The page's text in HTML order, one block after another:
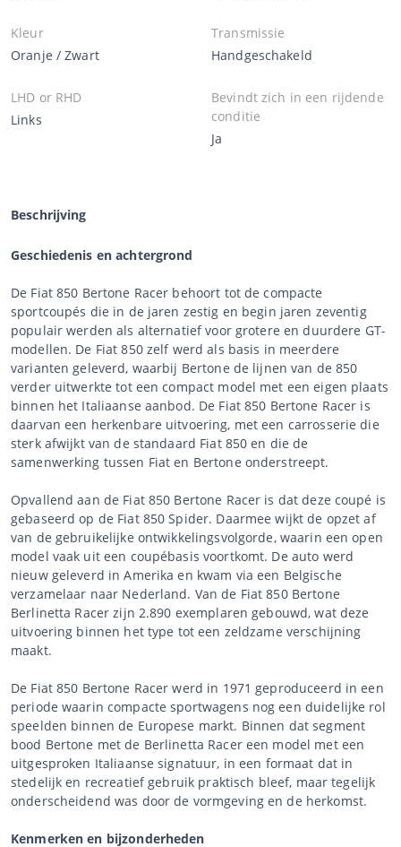
Kleur
Oranje / Zwart
Transmissie
Handgeschakeld
LHD or RHD
Links
Bevindt zich in een rijdende
conditie
Ja
Beschrijving
Geschiedenis en achtergrond
De Fiat 850 Bertone Racer behoort tot de compacte
sportcoupés die in de jaren zestig en begin jaren zeventig
populair werden als alternatief voor grotere en duurdere GT-
modellen. De Fiat 850 zelf werd als basis in meerdere
varianten geleverd, waarbij Bertone de lijnen van de 850
verder uitwerkte tot een compact model met een eigen plaats
binnen het Italiaanse aanbod. De Fiat 850 Bertone Racer is
daarvan een herkenbare uitvoering, met een carrosserie die
sterk afwijkt van de standaard Fiat 850 en die de
samenwerking tussen Fiat en Bertone onderstreept.
Opvallend aan de Fiat 850 Bertone Racer is dat deze coupé is
gebaseerd op de Fiat 850 Spider. Daarmee wijkt de opzet af
van de gebruikelijke ontwikkelingsvolgorde, waarin een open
model vaak uit een coupébasis voortkomt. De auto werd
nieuw geleverd in Amerika en kwam via een Belgische
verzamelaar naar Nederland. Van de Fiat 850 Bertone
Berlinetta Racer zijn 2.890 exemplaren gebouwd, wat deze
uitvoering binnen het type tot een zeldzame verschijning
maakt.
De Fiat 850 Bertone Racer werd in 1971 geproduceerd in een
periode waarin compacte sportwagens nog een duidelijke rol
speelden binnen de Europese markt. Binnen dat segment
bood Bertone met de Berlinetta Racer een model met een
uitgesproken Italiaanse signatuur, in een formaat dat in
stedelijk en recreatief gebruik praktisch bleef, maar tegelijk
onderscheidend was door de vormgeving en de herkomst.
Kenmerken en bijzonderheden